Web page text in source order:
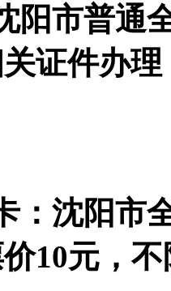
阳市普通
证件办
：沈阳市
10元，